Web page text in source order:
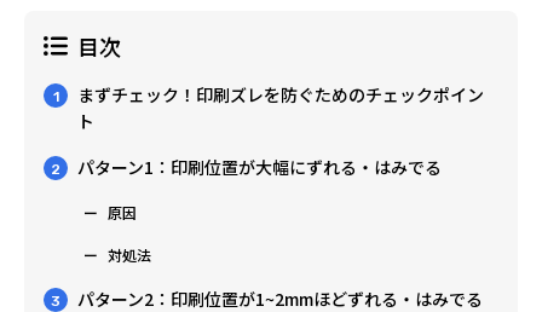
目次
1
まずチェック！印刷ズレを防ぐためのチェックポイン
ト
2 パターン1：印刷位置が大幅にずれる・はみでる
原因
対処法
3 パターン2：印刷位置が1~2mmほどずれる・はみでる